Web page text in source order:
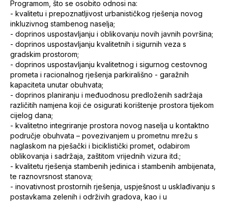
Programom, što se osobito odnosi na:
- kvalitetu i prepoznatljivost urbanističkog rješenja novog
inkluzivnog stambenog naselja;
- doprinos uspostavljanju i oblikovanju novih javnih površina;
- doprinos uspostavljanju kvalitetnih i sigurnih veza s
gradskim prostorom;
- doprinos uspostavljanju kvalitetnog i sigurnog cestovnog
prometa i racionalnog rješenja parkirališno - garažnih
kapaciteta unutar obuhvata;
- doprinos planiranju i međuodnosu predloženih sadržaja
različitih namjena koji će osigurati korištenje prostora tijekom
cijelog dana;
- kvalitetno integriranje prostora novog naselja u kontaktno
područje obuhvata – povezivanjem u prometnu mrežu s
naglaskom na pješački i biciklistički promet, odabirom
oblikovanja i sadržaja, zaštitom vrijednih vizura itd.;
- kvalitetu rješenja stambenih jedinica i stambenih ambijenata,
te raznovrsnost stanova;
- inovativnost prostornih rješenja, uspješnost u usklađivanju s
postavkama zelenih i održivih gradova, kao i u